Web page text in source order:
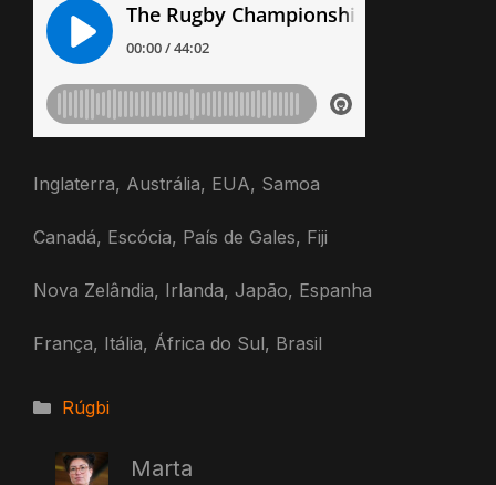
Inglaterra, Austrália, EUA, Samoa
Canadá, Escócia, País de Gales, Fiji
Nova Zelândia, Irlanda, Japão, Espanha
França, Itália, África do Sul, Brasil
Categorias
Rúgbi
Marta